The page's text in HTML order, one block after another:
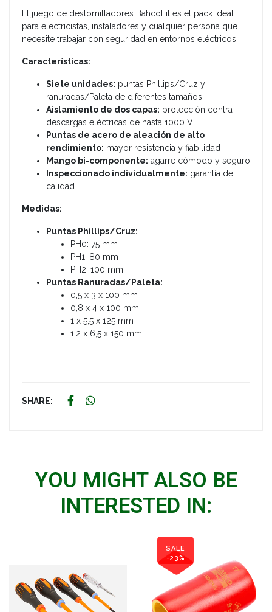
El juego de destornilladores BahcoFit es el pack ideal
para electricistas, instaladores y cualquier persona que
necesite trabajar con seguridad en entornos eléctricos.
Características:
Siete unidades: puntas Phillips/Cruz y
ranuradas/Paleta de diferentes tamaños
Aislamiento de dos capas: protección contra
descargas eléctricas de hasta 1000 V
Puntas de acero de aleación de alto
rendimiento: mayor resistencia y fiabilidad
Mango bi-componente: agarre cómodo y seguro
Inspeccionado individualmente: garantía de
calidad
Medidas:
Puntas Phillips/Cruz:
PH0: 75 mm
PH1: 80 mm
PH2: 100 mm
Puntas Ranuradas/Paleta:
0,5 x 3 x 100 mm
0,8 x 4 x 100 mm
1 x 5,5 x 125 mm
1,2 x 6,5 x 150 mm
SHARE:
YOU MIGHT ALSO BE
INTERESTED IN:
SALE
-23%